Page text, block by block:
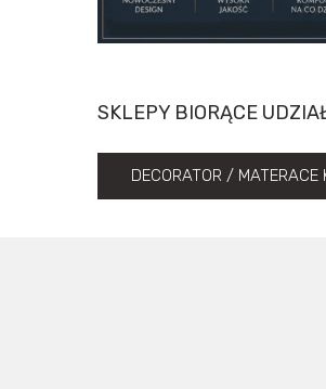
SKLEPY BIORĄCE
DECORATOR / MATERACE